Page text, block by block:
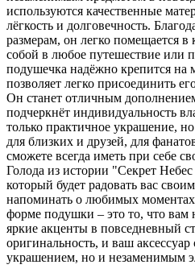
используются качественные
лёгкость и долговечность.
размерам, он легко помещается в
собой в любое путешествие или
подушечка надёжно крепится на
позволяет легко присоединить
Он станет отличным
подчеркнёт индивидуальность
только практичное украшение,
для близких и друзей, для
сможете всегда иметь при себе
Голода из истории "Секрет
который будет радовать вас
напоминать о любимых
форме подушки – это то, что вам
яркие акценты в повседневный
оригинальность, и ваш аксессуар
украшением, но и незаменимым